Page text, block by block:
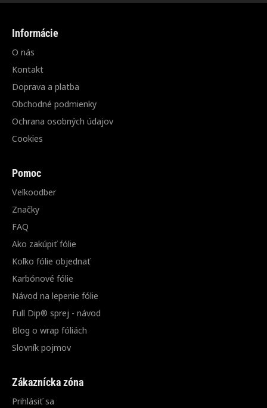
Informácie
O nás
Kontakt
Doprava a platba
Obchodné podmienky
Ochrana osobných údajov
Cookies
Pomoc
Veľkoodber
Značky
FAQ
Ako zakúpiť fólie
Koľko fólie objednať
Karbónové fólie
Návod na lepenie fólie
Full Dip® sprej - návod
Blog o wrap fóliách
Slovník pojmov
Zákaznícka zóna
Prihlásiť sa